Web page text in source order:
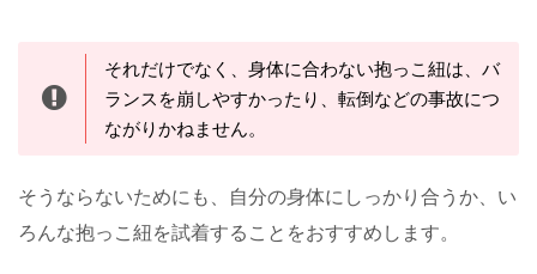
それだけでなく、身体に合わない抱っこ紐は、バ
ランスを崩しやすかったり、転倒などの事故につ
ながりかねません。
そうならないためにも、自分の身体にしっかり合うか、い
ろんな抱っこ紐を試着することをおすすめします。